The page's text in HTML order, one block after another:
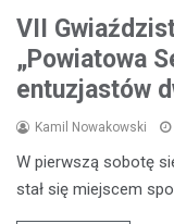
VII
„Powiatowa
entuzjastów
Kamil Nowakowski
W pierwszą sobotę
stał się miejscem